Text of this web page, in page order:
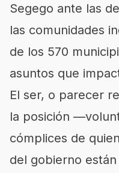
Segego ante las
las comunidades
de los 570
asuntos que
El ser, o parecer
la posición
cómplices de
del gobierno